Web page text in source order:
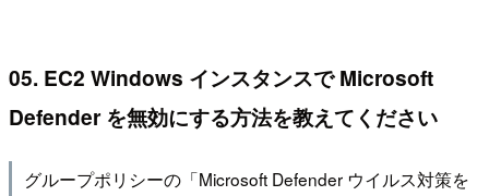
05. EC2 Windows インスタンスで Microsoft
Defender を無効にする方法を教えてください
グループポリシーの「Microsoft Defender ウイルス対策を